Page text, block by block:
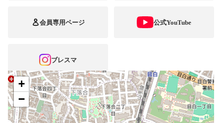
会員専用ページ 公式YouTube
ブレスマ
矯正診断料算定施設
+
−